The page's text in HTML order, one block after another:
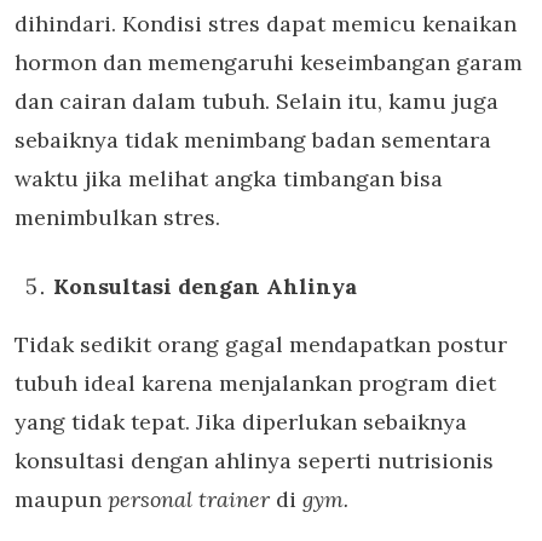
dihindari. Kondisi stres dapat memicu kenaikan
hormon dan memengaruhi keseimbangan garam
dan cairan dalam tubuh. Selain itu, kamu juga
sebaiknya tidak menimbang badan sementara
waktu jika melihat angka timbangan bisa
menimbulkan stres.
Konsultasi dengan Ahlinya
Tidak sedikit orang gagal mendapatkan postur
tubuh ideal karena menjalankan program diet
yang tidak tepat. Jika diperlukan sebaiknya
konsultasi dengan ahlinya seperti nutrisionis
maupun personal trainer di gym.